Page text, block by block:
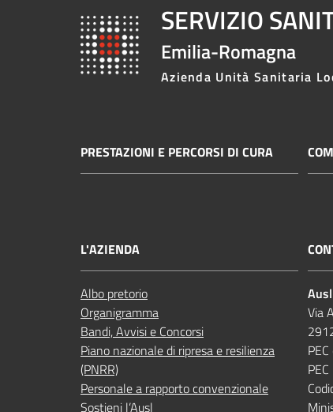
SERVIZIO
Emilia-Romagna
Azienda Unità Sanitaria
PRESTAZIONI E PERCORSI DI CURA
L'AZIENDA
Albo pretorio
Organigramma
Bandi, Avvisi e Concorsi
Piano nazionale di ripresa e resilienza
(PNRR)
Personale a rapporto convenzionale
Sostieni l’Ausl
Via
PEC